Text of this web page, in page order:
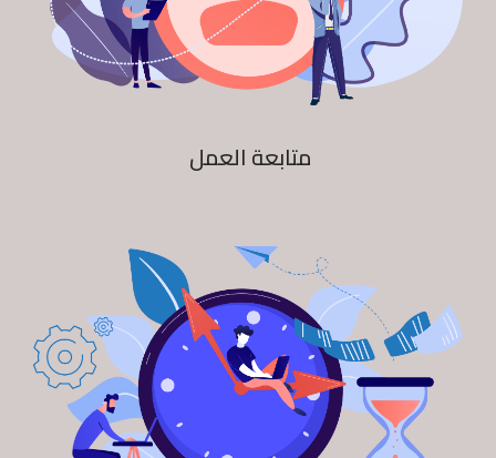
متابعة العمل